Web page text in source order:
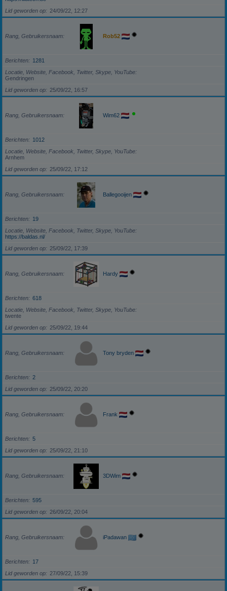
Lid geworden op
24/09/22, 12:27
Rang, Gebruikersnaam Rob52
Berichten
1281
Locatie, Website, Facebook, Twitter, Skype, YouTube
Gendringen
Lid geworden op
25/09/22, 16:57
Rang, Gebruikersnaam Wim62
Berichten
1012
Locatie, Website, Facebook, Twitter, Skype, YouTube
Arnhem
Lid geworden op
25/09/22, 17:12
Rang, Gebruikersnaam Ballegooijen
Berichten
19
Locatie, Website, Facebook, Twitter, Skype, YouTube
https://baldas.nl/
Lid geworden op
25/09/22, 17:39
Rang, Gebruikersnaam Hardy
Berichten
618
Locatie, Website, Facebook, Twitter, Skype, YouTube
twente
Lid geworden op
25/09/22, 19:44
Rang, Gebruikersnaam Tony bryden
Berichten
2
Lid geworden op
25/09/22, 20:20
Rang, Gebruikersnaam Frank
Berichten
5
Lid geworden op
25/09/22, 21:10
Rang, Gebruikersnaam 3DWim
Berichten
595
Lid geworden op
26/09/22, 20:04
Rang, Gebruikersnaam iPadawan
Berichten
17
Lid geworden op
27/09/22, 15:39